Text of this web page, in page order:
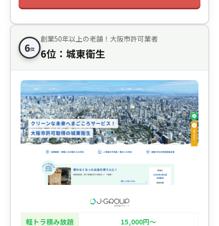
6位
創業50年以上の老舗！大阪市許可業者
6位：城東衛生
軽トラ積み放題
15,000円〜